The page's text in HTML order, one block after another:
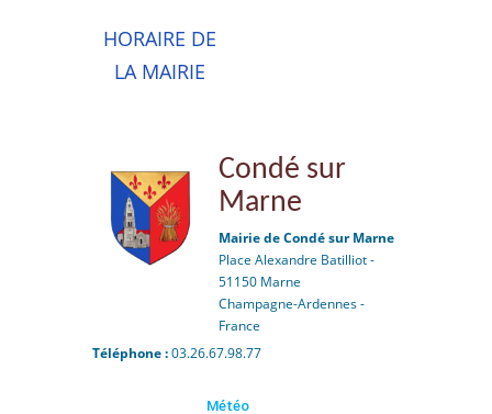
HORAIRE DE
LA MAIRIE
Condé sur
Marne
Mairie de Condé sur Marne
Place Alexandre Batilliot -
51150 Marne
Champagne-Ardennes -
France
Téléphone :03.26.67.98.77